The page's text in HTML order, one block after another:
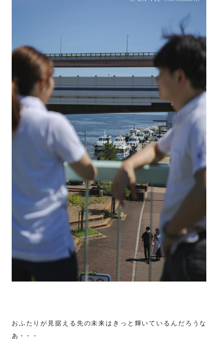
おふたりが見据える先の未来はきっと輝いているんだろうな
あ・・・